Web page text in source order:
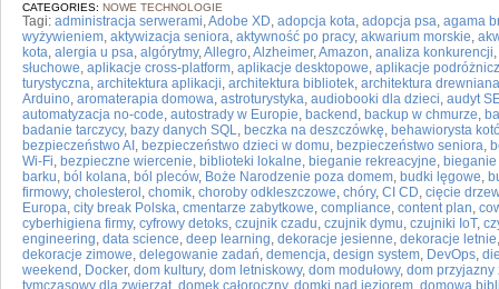
CATEGORIES: NOWE TECHNOLOGIE
Tagi: administracja serwerami,Adobe XD, adopcja kota, adopcja psa, agama
wyżywieniem, aktywizacja seniora, aktywność po pracy, akwarium morskie,
kota, alergia u psa, algórytmy,Allegro,Alzheimer,Amazon, analiza konkurencji,
słuchowe, aplikacje cross-platform, aplikacje desktopowe, aplikacje
turystyczna, architektura aplikacji, architektura bibliotek, architektura drewniana
Arduino, aromaterapia domowa, astroturystyka, audiobooki dla dzieci, audyt
automatyzacja no-code, autostrady w Europie, backend , backup w chmurze,
badanie tarczycy, bazy danych SQL, beczka na deszczówkę, behawiorysta
bezpieczeństwo AI , bezpieczeństwo dzieci w domu, bezpieczeństwo seniora,
Wi-Fi, bezpieczne wiercenie, biblioteki lokalne, bieganie rekreacyjne,
barku, ból kolana, ból pleców, Boże Narodzenie poza domem, budki lęgowe,
firmowy, cholesterol , chomik, choroby odkleszczowe, chóry, CI CD, cięcie drzew
Europa, city break Polska, cmentarze zabytkowe, compliance, content plan,
cyberhigiena firmy, cyfrowy detoks, czujnik czadu, czujnik dymu, czujniki IoT,
engineering, data science, deep learning, dekoracje jesienne, dekoracje letnie
dekoracje zimowe, delegowanie zadań, demencja, design system, DevOps,
weekend , Docker, dom kultury, dom letniskowy, dom modułowy, dom przyjazny
tymczasowy dla zwierząt, domek całoroczny, domki nad jeziorem, domowa